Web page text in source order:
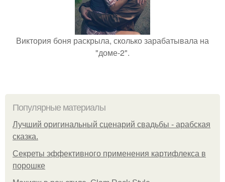
Виктория боня раскрыла, сколько зарабатывала на
"доме-2".
Популярные материалы
Лучший оригинальный сценарий свадьбы - арабская
сказка.
Секреты эффективного применения картифлекса в
порошке